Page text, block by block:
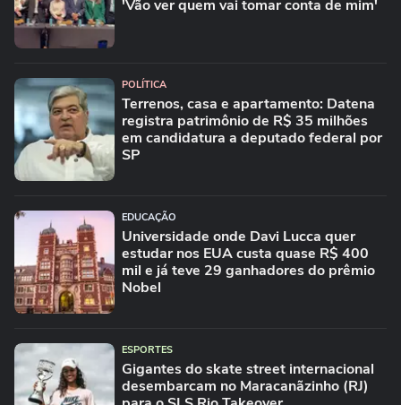
'Vão ver quem vai tomar conta de mim'
POLÍTICA
Terrenos, casa e apartamento: Datena
registra patrimônio de R$ 35 milhões
em candidatura a deputado federal por
SP
EDUCAÇÃO
Universidade onde Davi Lucca quer
estudar nos EUA custa quase R$ 400
mil e já teve 29 ganhadores do prêmio
Nobel
ESPORTES
Gigantes do skate street internacional
desembarcam no Maracanãzinho (RJ)